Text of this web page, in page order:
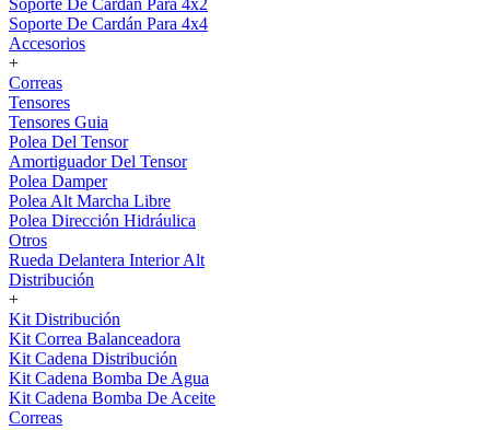
Soporte De Cardán Para 4x2
Soporte De Cardán Para 4x4
Accesorios
+
Correas
Tensores
Tensores Guia
Polea Del Tensor
Amortiguador Del Tensor
Polea Damper
Polea Alt Marcha Libre
Polea Dirección Hidráulica
Otros
Rueda Delantera Interior Alt
Distribución
+
Kit Distribución
Kit Correa Balanceadora
Kit Cadena Distribución
Kit Cadena Bomba De Agua
Kit Cadena Bomba De Aceite
Correas